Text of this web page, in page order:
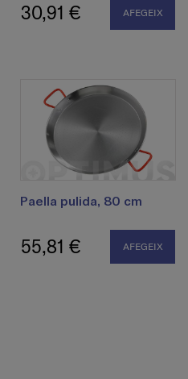
30,91 € AFEGEIX
Paella pulida, 80 cm
55,81 € AFEGEIX